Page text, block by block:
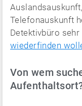
Telefonauskunft
Detektivbüro sehr
wiederfinden
Von wem